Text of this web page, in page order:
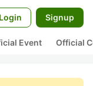
Login Signup
Event Official